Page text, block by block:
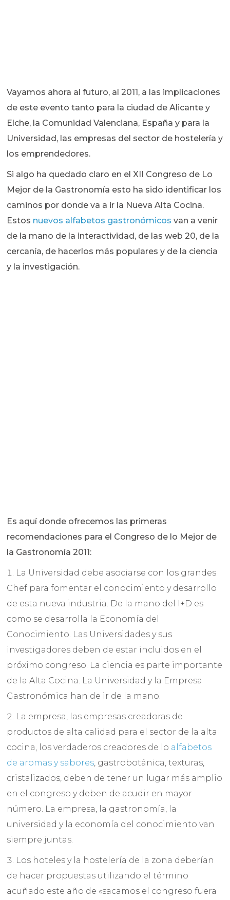
Vayamos ahora al futuro, al 2011, a las implicaciones
de este evento tanto para la ciudad de Alicante y
Elche, la Comunidad Valenciana, España y para la
Universidad, las empresas del sector de hostelería y
los emprendedores.
Si algo ha quedado claro en el XII Congreso de Lo
Mejor de la Gastronomía esto ha sido identificar los
caminos por donde va a ir la Nueva Alta Cocina.
Estos nuevos alfabetos gastronómicos van a venir
de la mano de la interactividad, de las web 20, de la
cercanía, de hacerlos más populares y de la ciencia
y la investigación.
Es aquí donde ofrecemos las primeras
recomendaciones para el Congreso de lo Mejor de
la Gastronomía 2011:
La Universidad debe asociarse con los grandes
Chef para fomentar el conocimiento y desarrollo
de esta nueva industria. De la mano del I+D es
como se desarrolla la Economía del
Conocimiento. Las Universidades y sus
investigadores deben de estar incluidos en el
próximo congreso. La ciencia es parte importante
de la Alta Cocina. La Universidad y la Empresa
Gastronómica han de ir de la mano.
La empresa, las empresas creadoras de
productos de alta calidad para el sector de la alta
cocina, los verdaderos creadores de lo alfabetos
de aromas y sabores, gastrobotánica, texturas,
cristalizados, deben de tener un lugar más amplio
en el congreso y deben de acudir en mayor
número. La empresa, la gastronomía, la
universidad y la economía del conocimiento van
siempre juntas.
Los hoteles y la hostelería de la zona deberían
de hacer propuestas utilizando el término
acuñado este año de «sacamos el congreso fuera